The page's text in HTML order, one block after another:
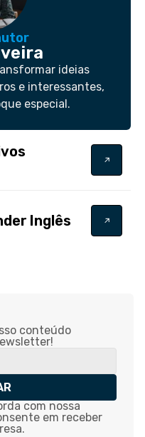
ideias
e interessantes,
especial.
Inglês
conteúdo
com nossa
em receber